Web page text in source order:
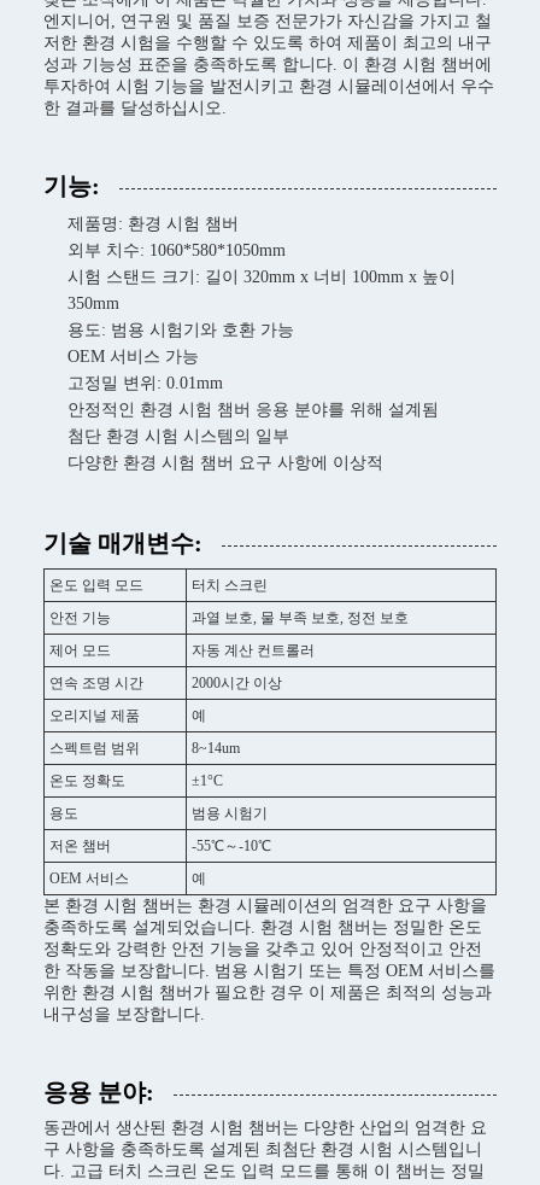
엔지니어, 연구원 및 품질 보증 전문가가 자신감을 가지고 철
저한 환경 시험을 수행할 수 있도록 하여 제품이 최고의 내구
성과 기능성 표준을 충족하도록 합니다. 이 환경 시험 챔버에
투자하여 시험 기능을 발전시키고 환경 시뮬레이션에서 우수
한 결과를 달성하십시오.
기능:
제품명: 환경 시험 챔버
외부 치수: 1060*580*1050mm
시험 스탠드 크기: 길이 320mm x 너비 100mm x 높이
350mm
용도: 범용 시험기와 호환 가능
OEM 서비스 가능
고정밀 변위: 0.01mm
안정적인 환경 시험 챔버 응용 분야를 위해 설계됨
첨단 환경 시험 시스템의 일부
다양한 환경 시험 챔버 요구 사항에 이상적
기술 매개변수:
온도 입력 모드
터치 스크린
안전 기능
과열 보호, 물 부족 보호, 정전 보호
제어 모드
자동 계산 컨트롤러
연속 조명 시간
2000시간 이상
오리지널 제품
예
스펙트럼 범위
8~14um
온도 정확도
±1°C
용도
범용 시험기
저온 챔버
-55℃～-10℃
OEM 서비스
예
본 환경 시험 챔버는 환경 시뮬레이션의 엄격한 요구 사항을
충족하도록 설계되었습니다. 환경 시험 챔버는 정밀한 온도
정확도와 강력한 안전 기능을 갖추고 있어 안정적이고 안전
한 작동을 보장합니다. 범용 시험기 또는 특정 OEM 서비스를
위한 환경 시험 챔버가 필요한 경우 이 제품은 최적의 성능과
내구성을 보장합니다.
응용 분야:
동관에서 생산된 환경 시험 챔버는 다양한 산업의 엄격한 요
구 사항을 충족하도록 설계된 최첨단 환경 시험 시스템입니
다. 고급 터치 스크린 온도 입력 모드를 통해 이 챔버는 정밀